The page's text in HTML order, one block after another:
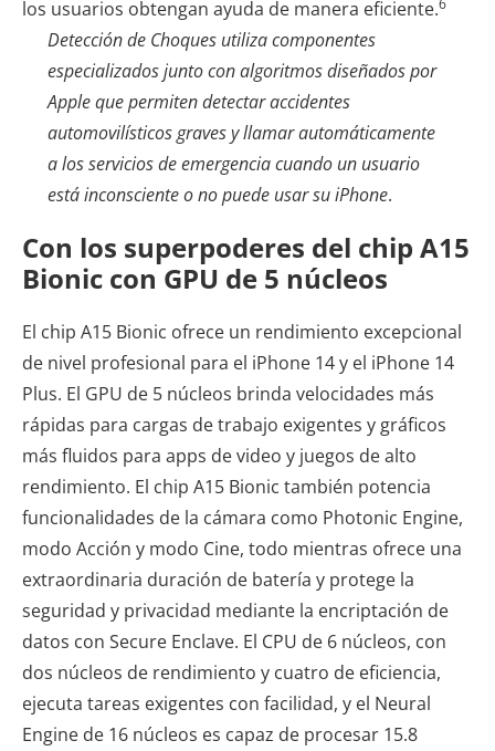
los usuarios obtengan ayuda de manera eficiente.
Detección de Choques utiliza componentes
especializados junto con algoritmos diseñados por
Apple que permiten detectar accidentes
automovilísticos graves y llamar automáticamente
a los servicios de emergencia cuando un usuario
está inconsciente o no puede usar su iPhone.
Con los superpoderes del chip A15
Bionic con GPU de 5 núcleos
El chip A15 Bionic ofrece un rendimiento excepcional
de nivel profesional para el iPhone 14 y el iPhone 14
Plus. El GPU de 5 núcleos brinda velocidades más
rápidas para cargas de trabajo exigentes y gráficos
más fluidos para apps de video y juegos de alto
rendimiento. El chip A15 Bionic también potencia
funcionalidades de la cámara como Photonic Engine,
modo Acción y modo Cine, todo mientras ofrece una
extraordinaria duración de batería y protege la
seguridad y privacidad mediante la encriptación de
datos con Secure Enclave. El CPU de 6 núcleos, con
dos núcleos de rendimiento y cuatro de eficiencia,
ejecuta tareas exigentes con facilidad, y el Neural
Engine de 16 núcleos es capaz de procesar 15.8